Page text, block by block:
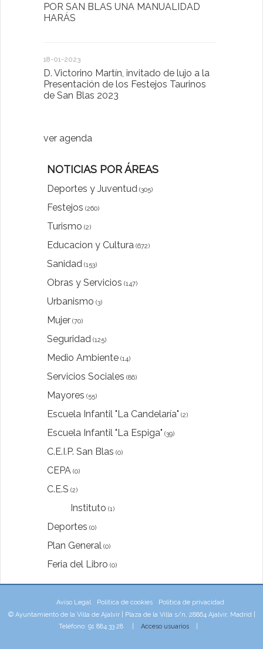
POR SAN BLAS UNA MANUALIDAD
HARÁS
18-01-2023
D. Victorino Martín, invitado de lujo a la
Presentación de los Festejos Taurinos
de San Blas 2023
ver agenda
NOTICIAS POR ÁREAS
Deportes y Juventud (305)
Festejos (260)
Turismo (2)
Educacion y Cultura (672)
Sanidad (153)
Obras y Servicios (147)
Urbanismo (3)
Mujer (70)
Seguridad (125)
Medio Ambiente (14)
Servicios Sociales (86)
Mayores (55)
Escuela Infantil "La Candelaría" (2)
Escuela Infantil "La Espiga" (39)
C.E.I.P. San Blas (0)
CEPA (0)
C.E.S (2)
Instituto (1)
Deportes (0)
Plan General (0)
Feria del Libro (0)
Aviso Legal Política de cookies
Política de privacidad
© Ayuntamiento de la Villa de Ajalvir | Plaza de la Villa s/n, 28864 Ajalvir, Madrid |
Teléfono: 91 884 33 28 | Acceso usuarios|